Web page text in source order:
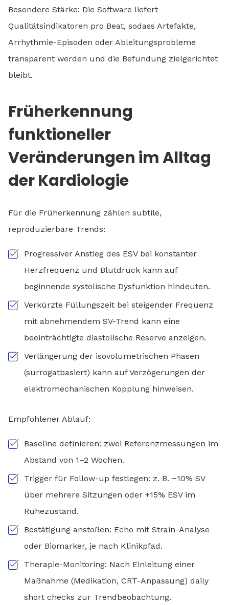
Besondere Stärke: Die Software liefert
Qualitätsindikatoren pro Beat, sodass Artefakte,
Arrhythmie-Episoden oder Ableitungsprobleme
transparent werden und die Befundung zielgerichtet
bleibt.
Früherkennung
funktioneller
Veränderungen im Alltag
der Kardiologie
Für die Früherkennung zählen subtile,
reproduzierbare Trends:
Progressiver Anstieg des ESV bei konstanter
Herzfrequenz und Blutdruck kann auf
beginnende systolische Dysfunktion hindeuten.
Verkürzte Füllungszeit bei steigender Frequenz
mit abnehmendem SV-Trend kann eine
beeinträchtigte diastolische Reserve anzeigen.
Verlängerung der isovolumetrischen Phasen
(surrogatbasiert) kann auf Verzögerungen der
elektromechanischen Kopplung hinweisen.
Empfohlener Ablauf:
Baseline definieren: zwei Referenzmessungen im
Abstand von 1–2 Wochen.
Trigger für Follow-up festlegen: z. B. −10% SV
über mehrere Sitzungen oder +15% ESV im
Ruhezustand.
Bestätigung anstoßen: Echo mit Strain-Analyse
oder Biomarker, je nach Klinikpfad.
Therapie-Monitoring: Nach Einleitung einer
Maßnahme (Medikation, CRT-Anpassung) daily
short checks zur Trendbeobachtung.